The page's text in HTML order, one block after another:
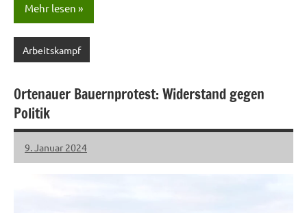
Mehr lesen
Arbeitskampf
Ortenauer Bauernprotest: Widerstand gegen
Politik
9. Januar 2024
LHL
Keine